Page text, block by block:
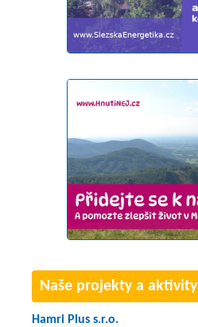
Naše projekty a aktivity
Hamri Plus s.r.o.